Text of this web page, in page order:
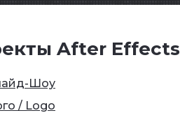
After Effects
Шоу
/ Logo